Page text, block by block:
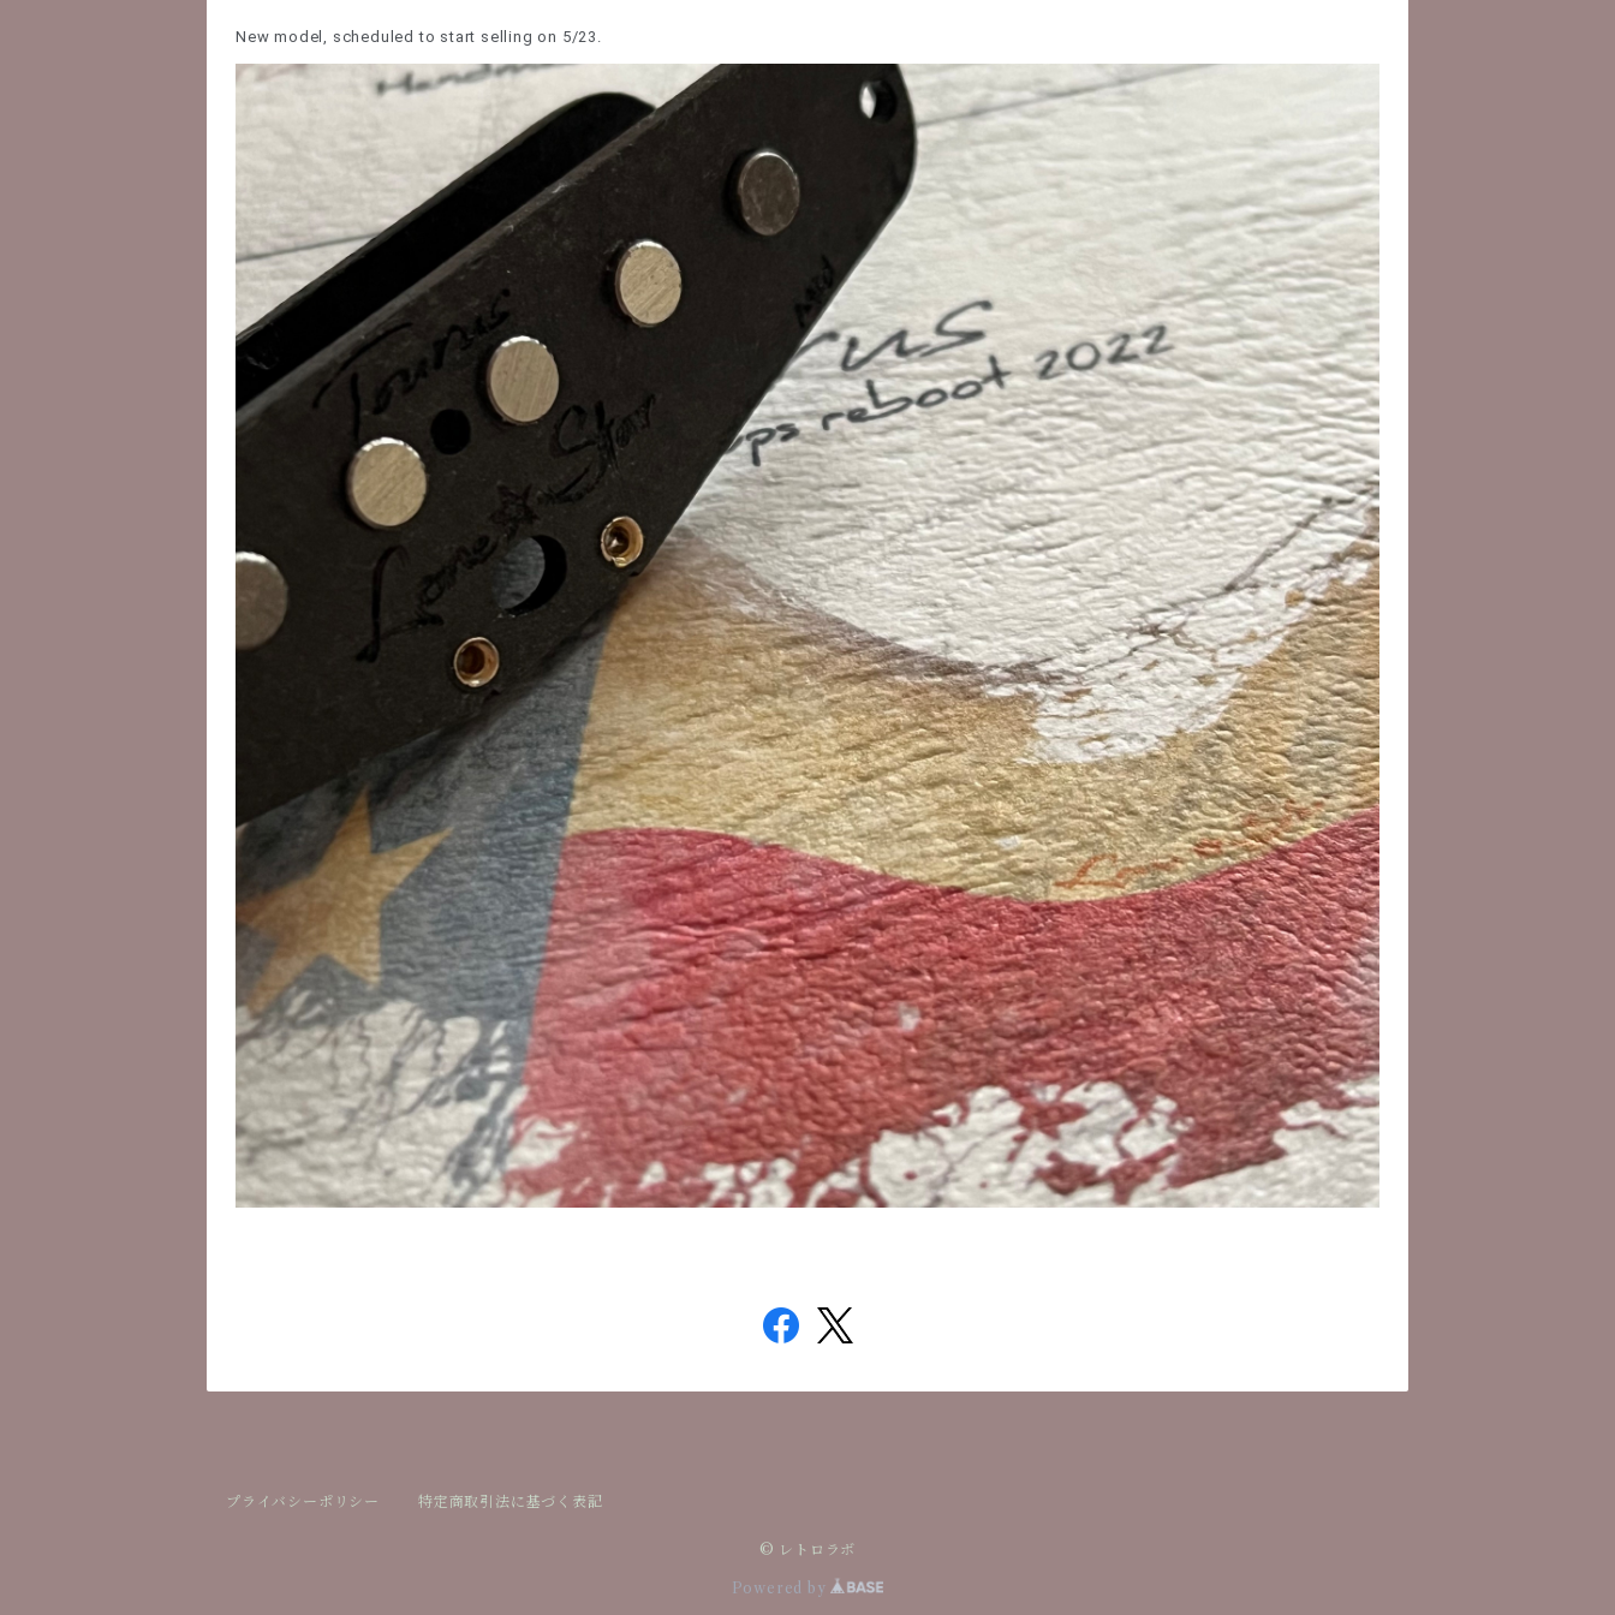
New model, scheduled to start selling on 5/23.
プライバシーポリシー 特定商取引法に基づく表記
© レトロラボ
Powered by